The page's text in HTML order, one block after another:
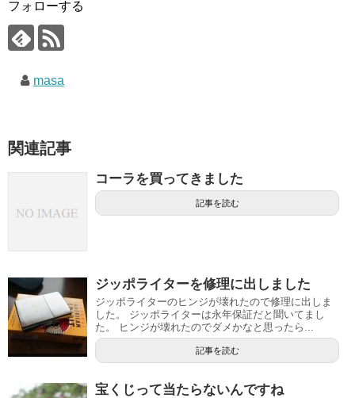
フォローする
masa
関連記事
コーラを買ってきました
記事を読む
ジッポライターを修理に出しました
ジッポライターのヒンジが壊れたので修理に出しま
した。 ジッポライターは永年保証だと聞いてまし
た。 ヒンジが壊れたのでダメかなと思ったら...
記事を読む
宝くじって当たらないんですね